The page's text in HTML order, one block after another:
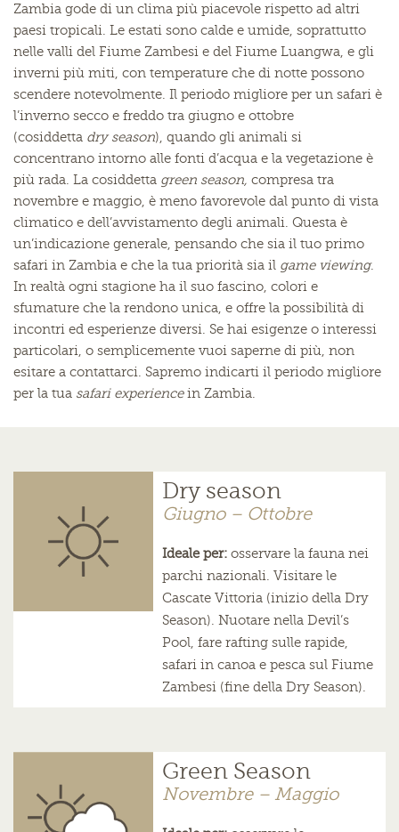
Zambia gode di un clima più piacevole rispetto ad altri
paesi tropicali. Le estati sono calde e umide, soprattutto
nelle valli del Fiume Zambesi e del Fiume Luangwa, e gli
inverni più miti, con temperature che di notte possono
scendere notevolmente. Il periodo migliore per un safari è
l’inverno secco e freddo tra giugno e ottobre
(cosiddetta dry season), quando gli animali si
concentrano intorno alle fonti d’acqua e la vegetazione è
più rada. La cosiddetta green season, compresa tra
novembre e maggio, è meno favorevole dal punto di vista
climatico e dell’avvistamento degli animali. Questa è
un’indicazione generale, pensando che sia il tuo primo
safari in Zambia e che la tua priorità sia il game viewing.
In realtà ogni stagione ha il suo fascino, colori e
sfumature che la rendono unica, e offre la possibilità di
incontri ed esperienze diversi. Se hai esigenze o interessi
particolari, o semplicemente vuoi saperne di più, non
esitare a contattarci. Sapremo indicarti il periodo migliore
per la tua safari experiencein Zambia.
Dry season
Giugno – Ottobre
Ideale per:osservare la fauna nei
parchi nazionali. Visitare le
Cascate Vittoria (inizio della Dry
Season). Nuotare nella Devil’s
Pool, fare rafting sulle rapide,
safari in canoa e pesca sul Fiume
Zambesi (fine della Dry Season).
Green Season
Novembre – Maggio